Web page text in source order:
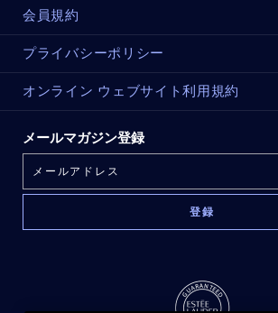
会員規約
プライバシーポリシー
オンライン ウェブサイト利用規約
メールマガジン登録